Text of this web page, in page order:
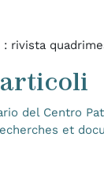
: rivista
articoli
del Centro
et